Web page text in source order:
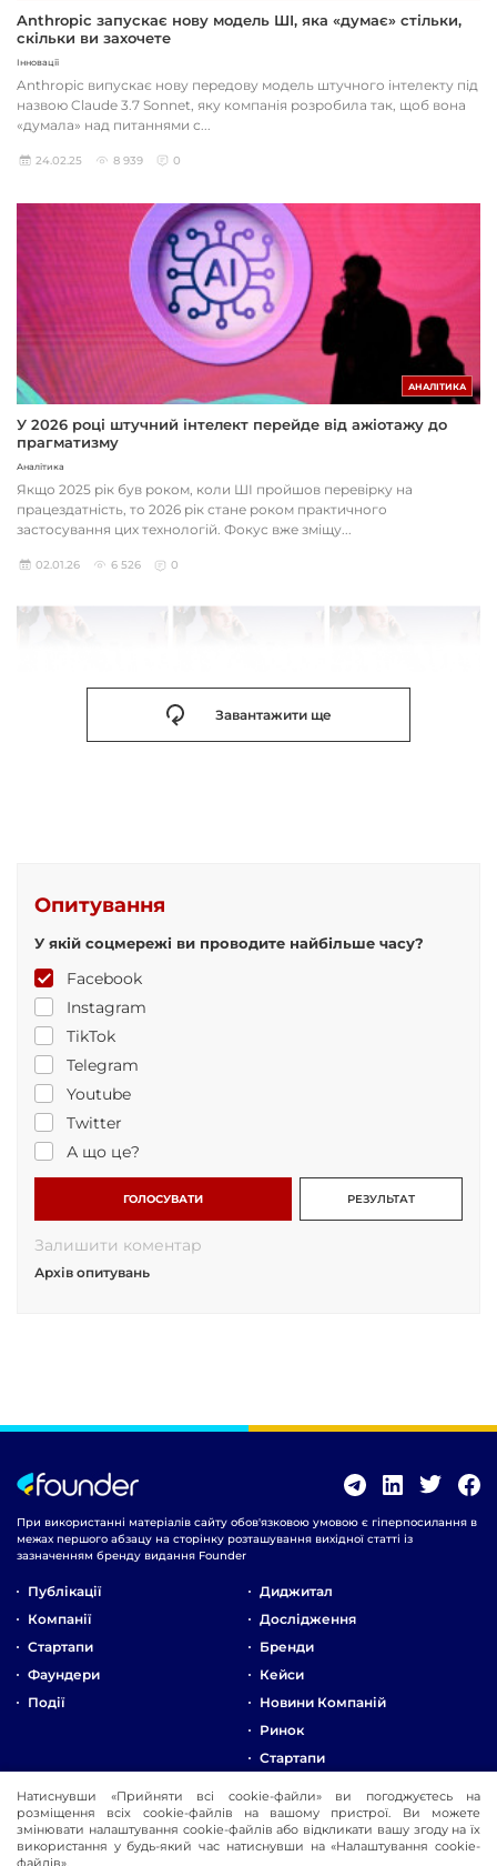
Anthropic запускає нову модель ШІ, яка «думає» стільки,
скільки ви захочете
Інновації
Anthropic випускає нову передову модель штучного інтелекту під
назвою Claude 3.7 Sonnet, яку компанія розробила так, щоб вона
«думала» над питаннями с...
24.02.25 8 939 0
АНАЛІТИКА
У 2026 році штучний інтелект перейде від ажіотажу до
прагматизму
Аналітика
Якщо 2025 рік був роком, коли ШІ пройшов перевірку на
працездатність, то 2026 рік стане роком практичного
застосування цих технологій. Фокус вже зміщу...
02.01.26 6 526 0
Завантажити ще
Опитування
У якій соцмережі ви проводите найбільше часу?
Facebook
Instagram
TikTok
Telegram
Youtube
Twitter
А що це?
ГОЛОСУВАТИ РЕЗУЛЬТАТ
Залишити коментар
Архів опитувань
При використанні матеріалів сайту обов'язковою умовою є гіперпосилання в
межах першого абзацу на сторінку розташування вихідної статті із
зазначенням бренду видання Founder
Публікації
Компанії
Стартапи
Фаундери
Події
Диджитал
Дослідження
Бренди
Кейси
Новини Компаній
Ринок
Стартапи
Про Компанію
Реклама
Контакти
Натиснувши «Прийняти всі cookie-файли» ви погоджуєтесь на
розміщення всіх cookie-файлів на вашому пристрої. Ви можете
змінювати налаштування cookie-файлів або відкликати вашу згоду на їх
використання у будь-який час натиснувши на «Налаштування cookie-
файлів».